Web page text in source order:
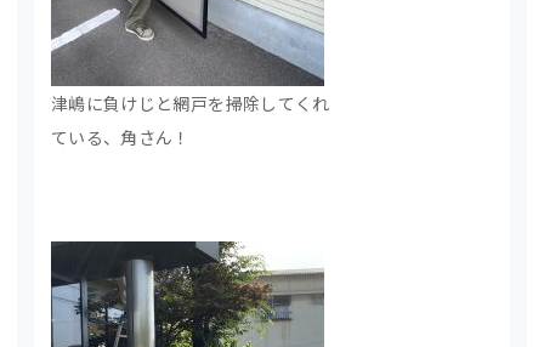
津嶋に負けじと網戸を掃除してくれ
ている、角さん！